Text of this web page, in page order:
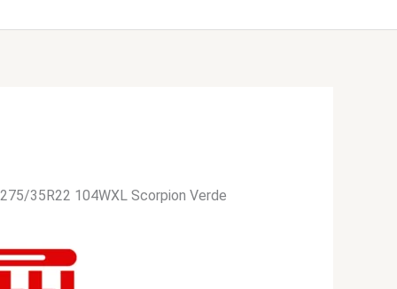
35R22 104WXL Scorpion Verde